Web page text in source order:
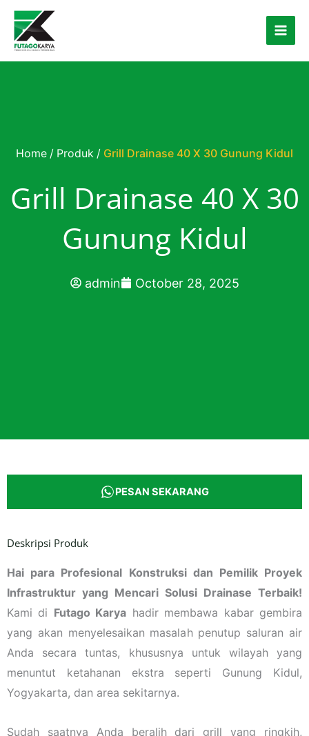
Skip to content
Home / Produk / Grill Drainase 40 X 30 Gunung Kidul
Grill Drainase 40 X 30
Gunung Kidul
admin October 28, 2025
PESAN SEKARANG
Deskripsi Produk
Hai para Profesional Konstruksi dan Pemilik Proyek
Infrastruktur yang Mencari Solusi Drainase Terbaik!
Kami di Futago Karya hadir membawa kabar gembira
yang akan menyelesaikan masalah penutup saluran air
Anda secara tuntas, khususnya untuk wilayah yang
menuntut ketahanan ekstra seperti Gunung Kidul,
Yogyakarta, dan area sekitarnya.
Sudah saatnya Anda beralih dari grill yang ringkih,